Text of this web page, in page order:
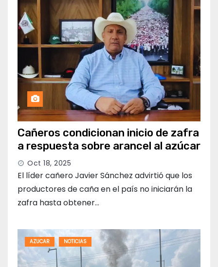
Cañeros condicionan inicio de zafra
a respuesta sobre arancel al azúcar
Oct 18, 2025
El líder cañero Javier Sánchez advirtió que los
productores de caña en el país no iniciarán la
zafra hasta obtener…
AZUCAR NOTICIAS